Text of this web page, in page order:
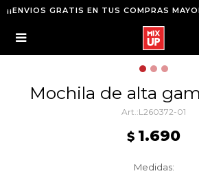
¡¡ENVIOS GRATIS EN TUS COMPRAS

Mochila de alta
L260372-01
$ 1.690
Medidas: